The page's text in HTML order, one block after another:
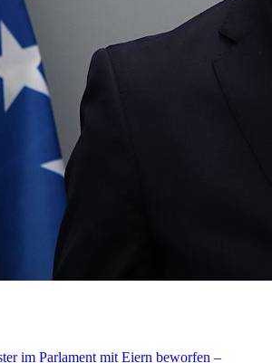
im Parlament mit Eiern beworfen –